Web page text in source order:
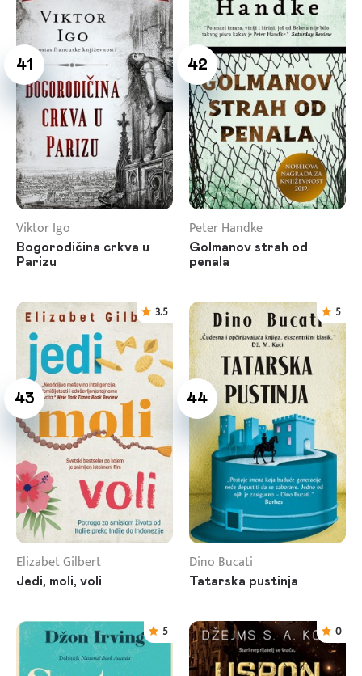
41
Viktor Igo
Bogorodičina crkva u
Parizu
42
Peter Handke
Golmanov strah od
penala
43
3.5
Elizabet Gilbert
Jedi, moli, voli
44
5
Dino Bucati
Tatarska pustinja
5 0